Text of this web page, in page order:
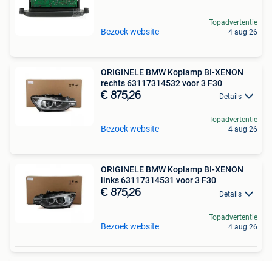
Bezoek website
Topadvertentie
4 aug 26
ORIGINELE BMW Koplamp BI-XENON
rechts 63117314532 voor 3 F30
€ 875,26 Details
Bezoek website
Topadvertentie
4 aug 26
ORIGINELE BMW Koplamp BI-XENON
links 63117314531 voor 3 F30
€ 875,26 Details
Bezoek website
Topadvertentie
4 aug 26